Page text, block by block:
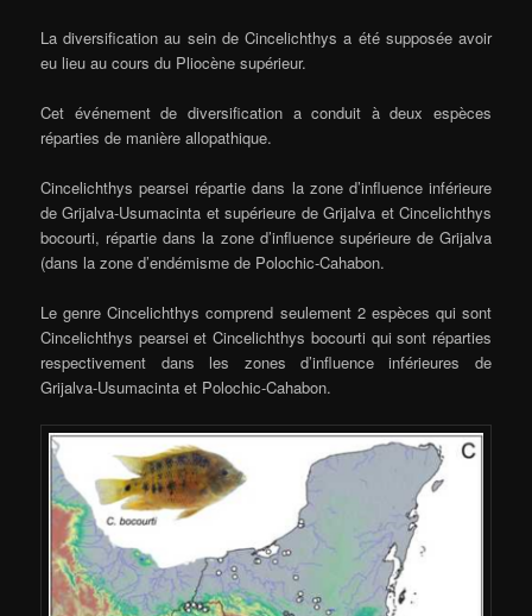
La diversification au sein de Cincelichthys a été supposée avoir
eu lieu au cours du Pliocène supérieur.
Cet événement de diversification a conduit à deux espèces
réparties de manière allopathique.
Cincelichthys pearsei répartie dans la zone d’influence inférieure
de Grijalva-Usumacinta et supérieure de Grijalva et Cincelichthys
bocourti, répartie dans la zone d’influence supérieure de Grijalva
(dans la zone d’endémisme de Polochic-Cahabon.
Le genre Cincelichthys comprend seulement 2 espèces qui sont
Cincelichthys pearsei et Cincelichthys bocourti qui sont réparties
respectivement dans les zones d’influence inférieures de
Grijalva-Usumacinta et Polochic-Cahabon.